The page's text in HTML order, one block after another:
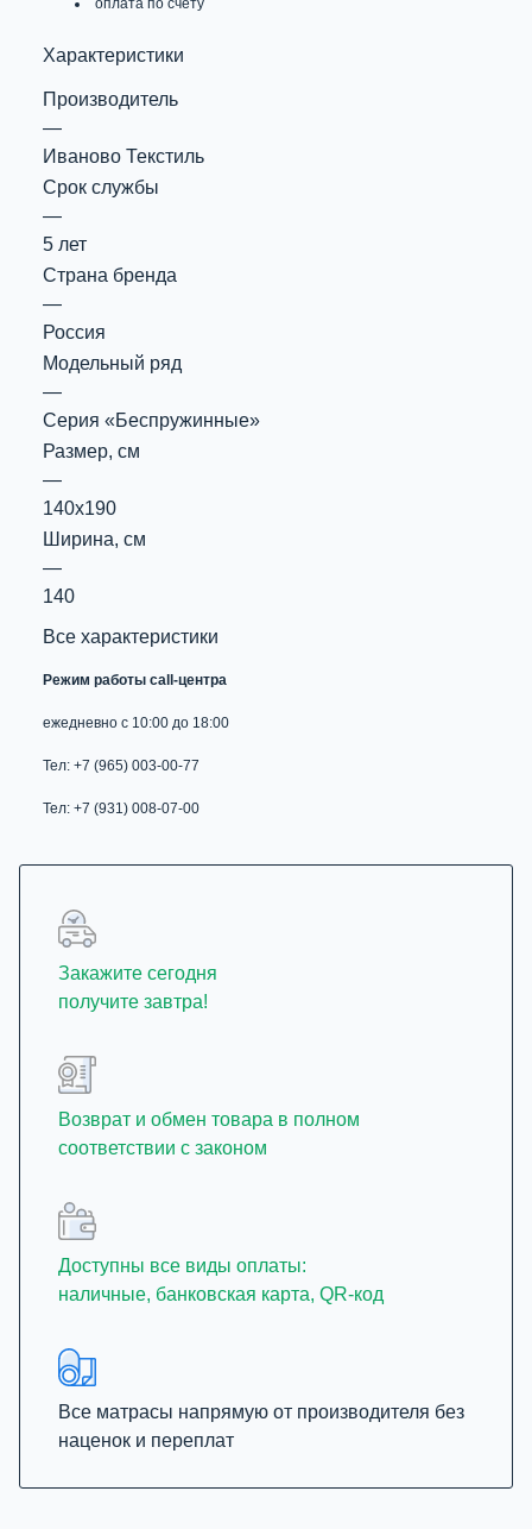
оплата по счету
Характеристики
Производитель
—
Иваново Текстиль
Срок службы
—
5 лет
Страна бренда
—
Россия
Модельный ряд
—
Серия «Беспружинные»
Размер, см
—
140х190
Ширина, см
—
140
Все характеристики
Режим работы call-центра
ежедневно с 10:00 до 18:00
Тел: +7 (965) 003-00-77
Тел: +7 (931) 008-07-00
Закажите сегодня
получите завтра!
Возврат и обмен товара в полном
соответствии с законом
Доступны все виды оплаты:
наличные, банковская карта, QR-код
Все матрасы напрямую от производителя без
наценок и переплат